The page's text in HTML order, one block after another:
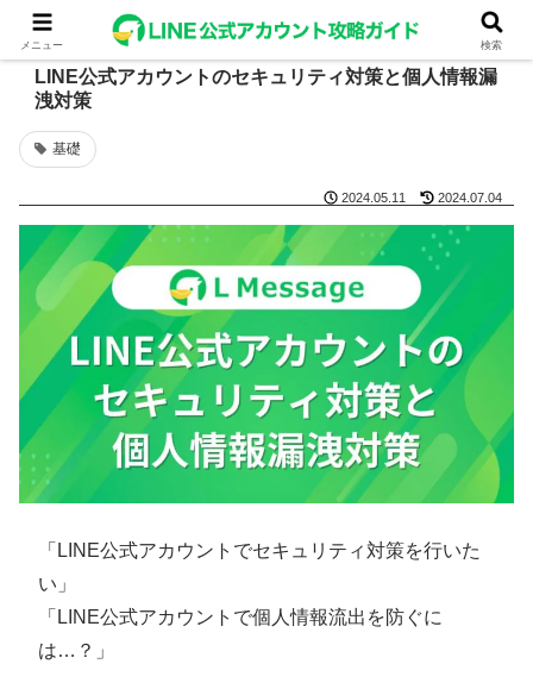
LINE公式アカウントのセキュリティ対策と個人情報漏
洩対策
基礎
2024.05.11 2024.07.04
「LINE公式アカウントでセキュリティ対策を行いた
い」
「LINE公式アカウントで個人情報流出を防ぐに
は…？」
メニュー 検索